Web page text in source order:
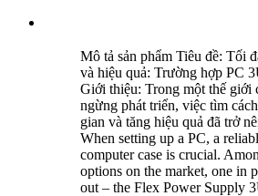
Mô tả sản phẩm Tiêu đề: Tối
và hiệu quả: Trường hợp PC
Giới thiệu: Trong một thế giới
ngừng phát triển, việc tìm
gian và tăng hiệu quả đã trở
When setting up a PC, a
computer case is crucial.
options on the market, one in
out – the Flex Power Supply